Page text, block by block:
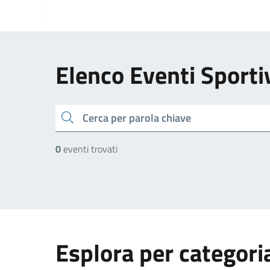
Elenco Eventi
cerca
0eventi trovati
Esplora per